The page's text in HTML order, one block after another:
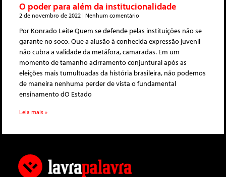
O poder para além da institucionalidade
2 de novembro de 2022 Nenhum comentário
Por Konrado Leite Quem se defende pelas instituições não se
garante no soco. Que a alusão à conhecida expressão juvenil
não cubra a validade da metáfora, camaradas. Em um
momento de tamanho acirramento conjuntural após as
eleições mais tumultuadas da história brasileira, não podemos
de maneira nenhuma perder de vista o fundamental
ensinamento dO Estado
Leia mais »